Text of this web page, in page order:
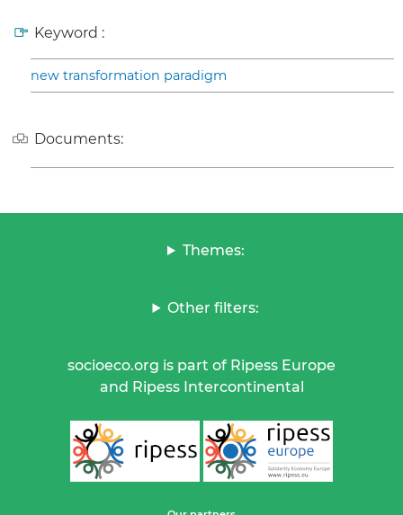
Keyword :
new transformation paradigm
Documents:
Themes:
Other filters:
socioeco.org is part of Ripess Europe
and Ripess Intercontinental